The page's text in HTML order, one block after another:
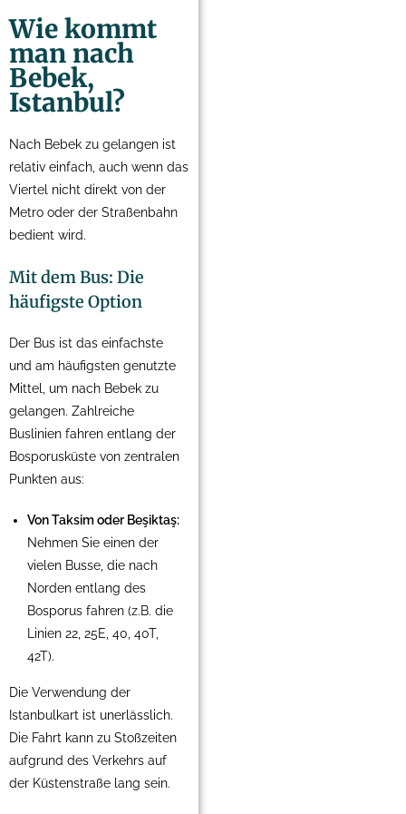
Wie kommt
man nach
Bebek,
Istanbul?
Nach Bebek zu gelangen ist
relativ einfach, auch wenn das
Viertel nicht direkt von der
Metro oder der Straßenbahn
bedient wird.
Mit dem Bus: Die
häufigste Option
Der Bus ist das einfachste
und am häufigsten genutzte
Mittel, um nach Bebek zu
gelangen. Zahlreiche
Buslinien fahren entlang der
Bosporusküste von zentralen
Punkten aus:
Von Taksim oder Beşiktaş:
Nehmen Sie einen der
vielen Busse, die nach
Norden entlang des
Bosporus fahren (z.B. die
Linien 22, 25E, 40, 40T,
42T).
Die Verwendung der
Istanbulkart ist unerlässlich.
Die Fahrt kann zu Stoßzeiten
aufgrund des Verkehrs auf
der Küstenstraße lang sein.